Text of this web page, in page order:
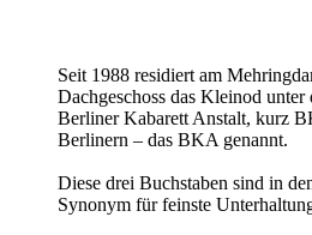
Seit 1988 residiert am
Dachgeschoss das Kleinod
Berliner Kabarett Anstalt, kurz
Berlinern – das BKA genannt.
Diese drei Buchstaben sind in
Synonym für feinste